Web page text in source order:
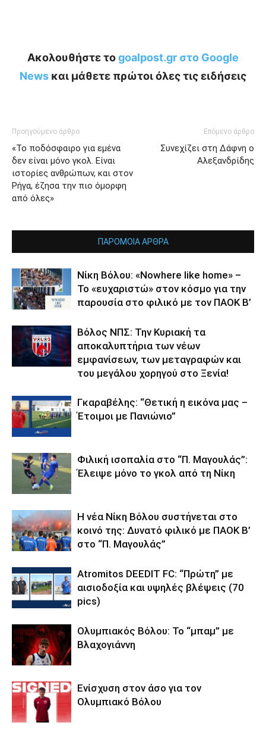
Ακολουθήστε τοgoalpost.gr στο Google
News και μάθετε πρώτοι όλες τις ειδήσεις
Προηγούμενο άρθρο
«Το ποδόσφαιρο για εμένα
δεν είναι μόνο γκολ. Είναι
ιστορίες ανθρώπων, και στον
Ρήγα, έζησα την πιο όμορφη
από όλες»
Επόμενο άρθρο
Συνεχίζει στη Δάφνη ο
Αλεξανδρίδης
ΠΑΡΟΜΟΙΑ ΑΡΘΡΑ
Νίκη Βόλου: «Nowhere like home» –
Το «ευχαριστώ» στον κόσμο για την
παρουσία στο φιλικό με τον ΠΑΟΚ Β’
Βόλος ΝΠΣ: Την Κυριακή τα
αποκαλυπτήρια των νέων
εμφανίσεων, των μεταγραφών και
του μεγάλου χορηγού στο Ξενία!
Γκαραβέλης: “Θετική η εικόνα μας –
Έτοιμοι με Πανιώνιο”
Φιλική ισοπαλία στο “Π. Μαγουλάς”:
Έλειψε μόνο το γκολ από τη Νίκη
Η νέα Νίκη Βόλου συστήνεται στο
κοινό της: Δυνατό φιλικό με ΠΑΟΚ Β’
στο “Π. Μαγουλάς”
Atromitos DEEDIT FC: “Πρώτη” με
αισιοδοξία και υψηλές βλέψεις (70
pics)
Ολυμπιακός Βόλου: Το “μπαμ” με
Βλαχογιάννη
Ενίσχυση στον άσο για τον
Ολυμπιακό Βόλου